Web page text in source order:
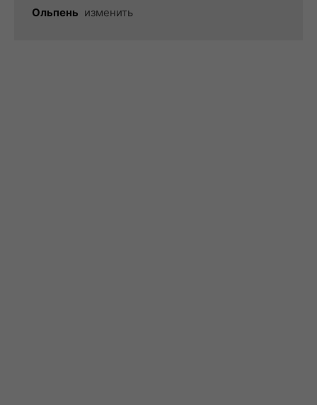
Ольпень изменить